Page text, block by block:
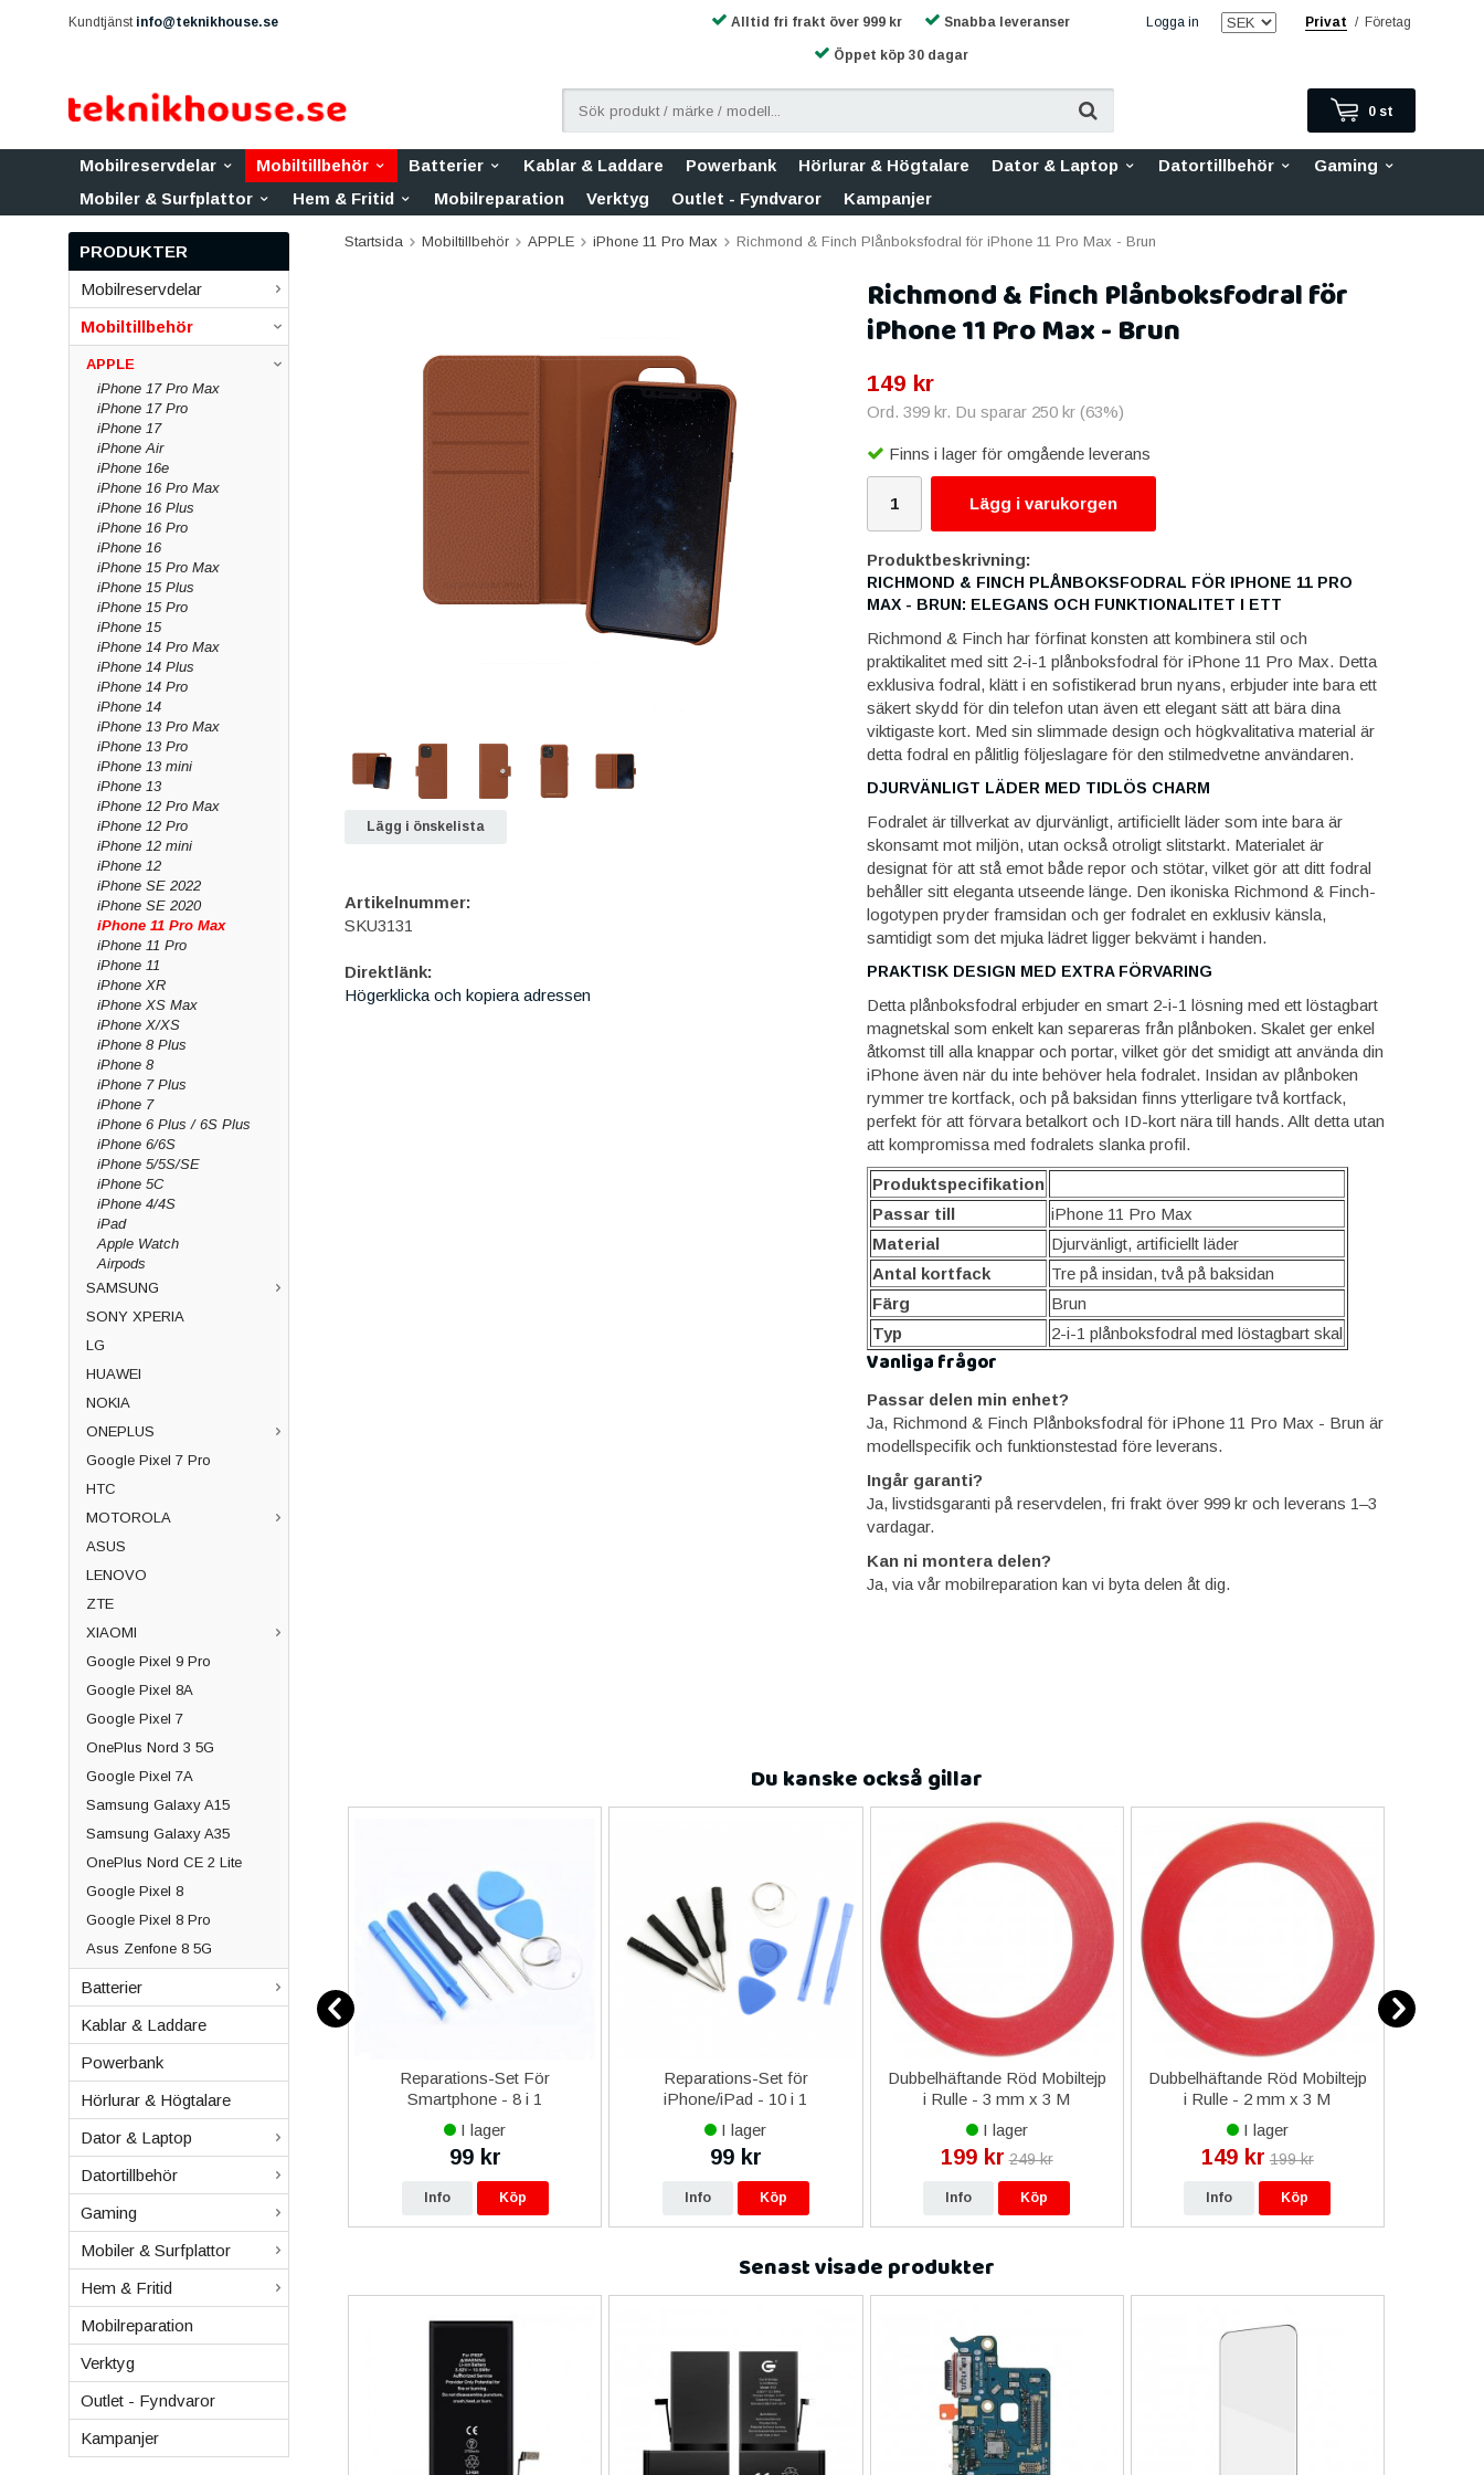
Kundtjänst info@teknikhouse.se Logga in Privat / Företag
Alltid fri frakt över 999 kr Snabba leveranser
Öppet köp 30 dagar
0 st
Mobilreservdelar Mobiltillbehör Batterier Kablar & Laddare Powerbank Hörlurar & Högtalare Dator & Laptop Datortillbehör
Gaming
Mobiler & Surfplattor
Hem & Fritid Mobilreparation Verktyg Outlet - Fyndvaror Kampanjer
PRODUKTER
Mobilreservdelar
Mobiltillbehör
APPLE
iPhone 17 Pro Max
iPhone 17 Pro
iPhone 17
iPhone Air
iPhone 16e
iPhone 16 Pro Max
iPhone 16 Plus
iPhone 16 Pro
iPhone 16
iPhone 15 Pro Max
iPhone 15 Plus
iPhone 15 Pro
iPhone 15
iPhone 14 Pro Max
iPhone 14 Plus
iPhone 14 Pro
iPhone 14
iPhone 13 Pro Max
iPhone 13 Pro
iPhone 13 mini
iPhone 13
iPhone 12 Pro Max
iPhone 12 Pro
iPhone 12 mini
iPhone 12
iPhone SE 2022
iPhone SE 2020
iPhone 11 Pro Max
iPhone 11 Pro
iPhone 11
iPhone XR
iPhone XS Max
iPhone X/XS
iPhone 8 Plus
iPhone 8
iPhone 7 Plus
iPhone 7
iPhone 6 Plus / 6S Plus
iPhone 6/6S
iPhone 5/5S/SE
iPhone 5C
iPhone 4/4S
iPad
Apple Watch
Airpods
SAMSUNG
SONY XPERIA
LG
HUAWEI
NOKIA
ONEPLUS
Google Pixel 7 Pro
HTC
MOTOROLA
ASUS
LENOVO
ZTE
XIAOMI
Google Pixel 9 Pro
Google Pixel 8A
Google Pixel 7
OnePlus Nord 3 5G
Google Pixel 7A
Samsung Galaxy A15
Samsung Galaxy A35
OnePlus Nord CE 2 Lite
Google Pixel 8
Google Pixel 8 Pro
Asus Zenfone 8 5G
Batterier
Kablar & Laddare
Powerbank
Hörlurar & Högtalare
Dator & Laptop
Datortillbehör
Gaming
Mobiler & Surfplattor
Hem & Fritid
Mobilreparation
Verktyg
Outlet - Fyndvaror
Kampanjer
Startsida Mobiltillbehör APPLE iPhone 11 Pro Max Richmond & Finch Plånboksfodral för iPhone 11 Pro Max - Brun
Richmond & Finch Plånboksfodral för
iPhone 11 Pro Max - Brun
149 kr
Ord. 399 kr. Du sparar 250 kr(63%)
Finns i lager för omgående leverans
Lägg i varukorgen
Produktbeskrivning:
RICHMOND & FINCH PLÅNBOKSFODRAL FÖR IPHONE 11 PRO
MAX - BRUN: ELEGANS OCH FUNKTIONALITET I ETT
Richmond & Finch har förfinat konsten att kombinera stil och
praktikalitet med sitt 2-i-1 plånboksfodral för iPhone 11 Pro Max. Detta
exklusiva fodral, klätt i en sofistikerad brun nyans, erbjuder inte bara ett
säkert skydd för din telefon utan även ett elegant sätt att bära dina
viktigaste kort. Med sin slimmade design och högkvalitativa material är
detta fodral en pålitlig följeslagare för den stilmedvetne användaren.
DJURVÄNLIGT LÄDER MED TIDLÖS CHARM
Fodralet är tillverkat av djurvänligt, artificiellt läder som inte bara är
skonsamt mot miljön, utan också otroligt slitstarkt. Materialet är
designat för att stå emot både repor och stötar, vilket gör att ditt fodral
behåller sitt eleganta utseende länge. Den ikoniska Richmond & Finch-
logotypen pryder framsidan och ger fodralet en exklusiv känsla,
samtidigt som det mjuka lädret ligger bekvämt i handen.
PRAKTISK DESIGN MED EXTRA FÖRVARING
Detta plånboksfodral erbjuder en smart 2-i-1 lösning med ett löstagbart
magnetskal som enkelt kan separeras från plånboken. Skalet ger enkel
åtkomst till alla knappar och portar, vilket gör det smidigt att använda din
iPhone även när du inte behöver hela fodralet. Insidan av plånboken
rymmer tre kortfack, och på baksidan finns ytterligare två kortfack,
perfekt för att förvara betalkort och ID-kort nära till hands. Allt detta utan
att kompromissa med fodralets slanka profil.
Produktspecifikation
Passar till
iPhone 11 Pro Max
Material
Djurvänligt, artificiellt läder
Antal kortfack
Tre på insidan, två på baksidan
Färg
Brun
Typ
2-i-1 plånboksfodral med löstagbart skal
Vanliga frågor
Passar delen min enhet?
Ja, Richmond & Finch Plånboksfodral för iPhone 11 Pro Max - Brun är
modellspecifik och funktionstestad före leverans.
Ingår garanti?
Ja, livstidsgaranti på reservdelen, fri frakt över 999 kr och leverans 1–3
vardagar.
Kan ni montera delen?
Ja, via vår mobilreparation kan vi byta delen åt dig.
Lägg i önskelista
Artikelnummer:
SKU3131
Direktlänk:
Högerklicka och kopiera adressen
Du kanske också gillar
Samsung Galaxy Xcover 5
Batteri Original
479 kr 490 kr
Info Köp
Reparations-Set För
Smartphone - 8 i 1
I lager
99 kr
Info Köp
Reparations-Set för
iPhone/iPad - 10 i 1
I lager
99 kr
Info Köp
Dubbelhäftande Röd Mobiltejp
i Rulle - 3 mm x 3 M
I lager
199 kr 249 kr
Info Köp
Dubbelhäftande Röd Mobiltejp
i Rulle - 2 mm x 3 M
I lager
149 kr 199 kr
Info Köp
Senast visade produkter